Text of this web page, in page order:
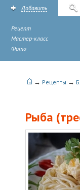
Добавить
Рецепт
Мастер-класс
Фото
→ Рецепты →
Рыба